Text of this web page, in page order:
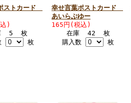
ストカード
)
5 枚
枚
幸せ言葉ポストカード
あいらぶゆー
165円(税込)
在庫 42 枚
購入数
枚